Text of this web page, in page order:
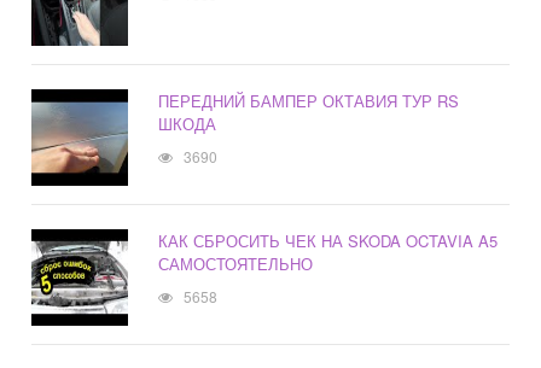
ПЕРЕДНИЙ БАМПЕР ОКТАВИЯ ТУР RS
ШКОДА
3690
КАК СБРОСИТЬ ЧЕК НА SKODA OCTAVIA A5
САМОСТОЯТЕЛЬНО
5658